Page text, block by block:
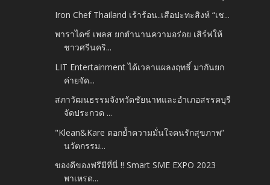
Iron Chef Thailand เร้าร้อน..เสือปะทะสิงห์ “เช...
พาราไดซ์ เพลส ยกตำนานความอร่อย เสิร์ฟให้
ชาวศรีนคริ...
LIT Entertainment ได้เวลาแผลงฤทธิ์ มากันยก
ค่ายจัด...
สภาวัฒนธรรมจังหวัดชัยนาทและอำเภอสรรคบุรี
จัดประกวด ...
"Klean&Kare ตอกย้ำความมั่นใจคนรักสุขภาพ”
นวัตกรรม...
ของดีของฟรีมีที่นี่ !! Smart SME EXPO 2023
พาเหรด...